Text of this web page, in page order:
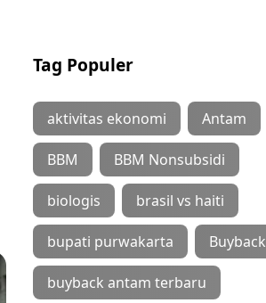
Tag Populer
aktivitas ekonomi Antam
BBM BBM Nonsubsidi
biologis brasil vs haiti
bupati purwakarta Buyback
buyback antam terbaru